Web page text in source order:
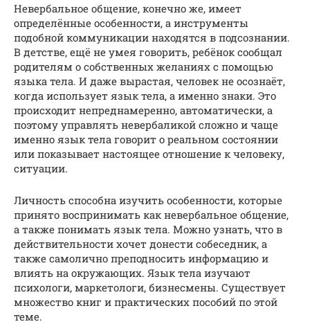
Невербальное общение, конечно же, имеет
определённые особенности, а инструменты
подобной коммуникации находятся в подсознании.
В детстве, ещё не умея говорить, ребёнок сообщал
родителям о собственных желаниях с помощью
языка тела. И даже вырастая, человек не осознаёт,
когда использует язык тела, а именно знаки. Это
происходит непреднамеренно, автоматически, а
поэтому управлять невербаликой сложно и чаще
именно язык тела говорит о реальном состоянии
или показывает настоящее отношение к человеку,
ситуации.
Личность способна изучить особенности, которые
принято воспринимать как невербальное общение,
а также понимать язык тела. Можно узнать, что в
действительности хочет донести собеседник, а
также самолично преподносить информацию и
влиять на окружающих. Язык тела изучают
психологи, маркетологи, бизнесмены. Существует
множество книг и практических пособий по этой
теме.